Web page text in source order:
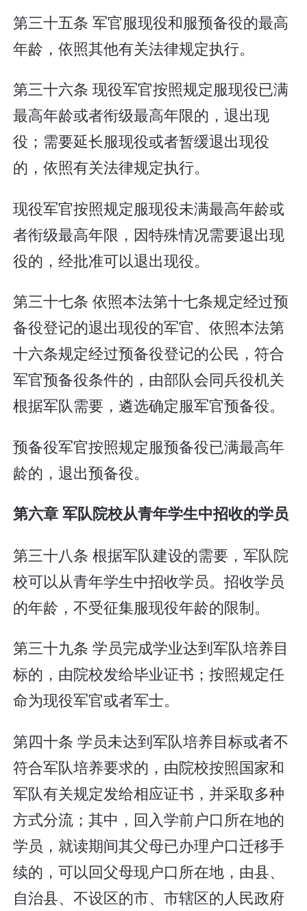
第三十五条 军官服现役和服预备役的最高
年龄，依照其他有关法律规定执行。
第三十六条 现役军官按照规定服现役已满
最高年龄或者衔级最高年限的，退出现
役；需要延长服现役或者暂缓退出现役
的，依照有关法律规定执行。
现役军官按照规定服现役未满最高年龄或
者衔级最高年限，因特殊情况需要退出现
役的，经批准可以退出现役。
第三十七条 依照本法第十七条规定经过预
备役登记的退出现役的军官、依照本法第
十六条规定经过预备役登记的公民，符合
军官预备役条件的，由部队会同兵役机关
根据军队需要，遴选确定服军官预备役。
预备役军官按照规定服预备役已满最高年
龄的，退出预备役。
第六章 军队院校从青年学生中招收的学员
第三十八条 根据军队建设的需要，军队院
校可以从青年学生中招收学员。招收学员
的年龄，不受征集服现役年龄的限制。
第三十九条 学员完成学业达到军队培养目
标的，由院校发给毕业证书；按照规定任
命为现役军官或者军士。
第四十条 学员未达到军队培养目标或者不
符合军队培养要求的，由院校按照国家和
军队有关规定发给相应证书，并采取多种
方式分流；其中，回入学前户口所在地的
学员，就读期间其父母已办理户口迁移手
续的，可以回父母现户口所在地，由县、
自治县、不设区的市、市辖区的人民政府